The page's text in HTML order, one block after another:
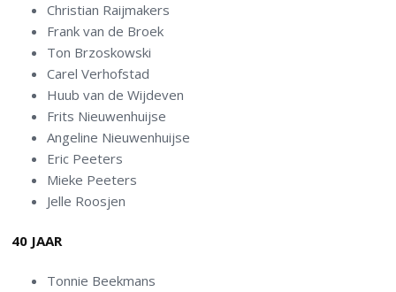
Christian Raijmakers
Frank van de Broek
Ton Brzoskowski
Carel Verhofstad
Huub van de Wijdeven
Frits Nieuwenhuijse
Angeline Nieuwenhuijse
Eric Peeters
Mieke Peeters
Jelle Roosjen
40 JAAR
Tonnie Beekmans